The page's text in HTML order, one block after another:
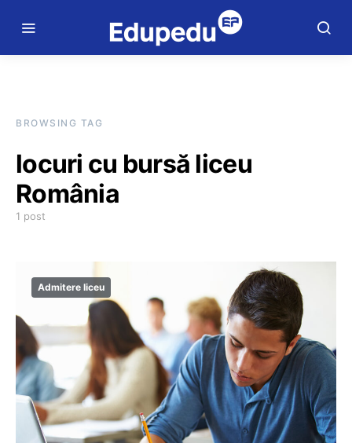
BROWSING TAG
locuri cu bursă liceu
România
1 post
Admitere liceu